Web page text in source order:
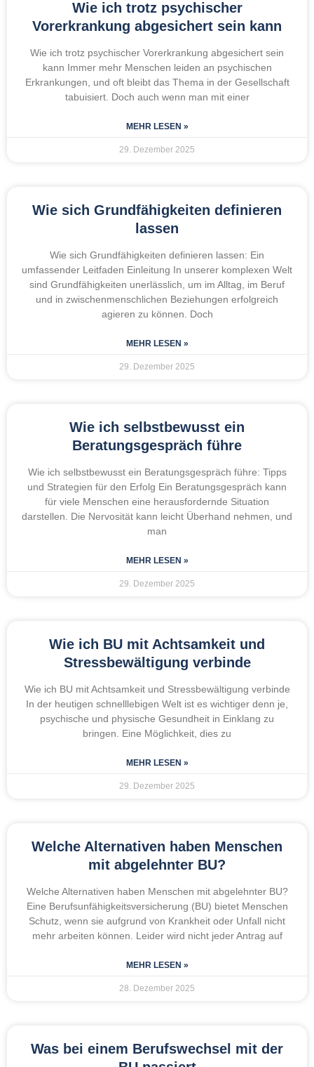
Wie ich trotz psychischer
Vorerkrankung abgesichert sein kann
Wie ich trotz psychischer Vorerkrankung abgesichert sein
kann Immer mehr Menschen leiden an psychischen
Erkrankungen, und oft bleibt das Thema in der Gesellschaft
tabuisiert. Doch auch wenn man mit einer
MEHR LESEN »
29. Dezember 2025
Wie sich Grundfähigkeiten definieren
lassen
Wie sich Grundfähigkeiten definieren lassen: Ein
umfassender Leitfaden Einleitung In unserer komplexen Welt
sind Grundfähigkeiten unerlässlich, um im Alltag, im Beruf
und in zwischenmenschlichen Beziehungen erfolgreich
agieren zu können. Doch
MEHR LESEN »
29. Dezember 2025
Wie ich selbstbewusst ein
Beratungsgespräch führe
Wie ich selbstbewusst ein Beratungsgespräch führe: Tipps
und Strategien für den Erfolg Ein Beratungsgespräch kann
für viele Menschen eine herausfordernde Situation
darstellen. Die Nervosität kann leicht Überhand nehmen, und
man
MEHR LESEN »
29. Dezember 2025
Wie ich BU mit Achtsamkeit und
Stressbewältigung verbinde
Wie ich BU mit Achtsamkeit und Stressbewältigung verbinde
In der heutigen schnelllebigen Welt ist es wichtiger denn je,
psychische und physische Gesundheit in Einklang zu
bringen. Eine Möglichkeit, dies zu
MEHR LESEN »
29. Dezember 2025
Welche Alternativen haben Menschen
mit abgelehnter BU?
Welche Alternativen haben Menschen mit abgelehnter BU?
Eine Berufsunfähigkeitsversicherung (BU) bietet Menschen
Schutz, wenn sie aufgrund von Krankheit oder Unfall nicht
mehr arbeiten können. Leider wird nicht jeder Antrag auf
MEHR LESEN »
28. Dezember 2025
Was bei einem Berufswechsel mit der